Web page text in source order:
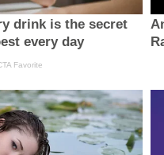
drink is the secret
every day
Favorite